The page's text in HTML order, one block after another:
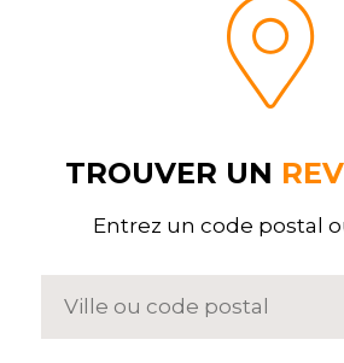
TROUVER UN
Entrez un code postal